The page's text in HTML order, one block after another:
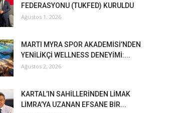
FEDERASYONU (TUKFED) KURULDU
Ağustos 1, 2026
MARTI MYRA SPOR AKADEMİSİ’NDEN
YENİLİKÇİ WELLNESS DENEYİMİ:...
Ağustos 2, 2026
KARTAL’IN SAHİLLERİNDEN LİMAK
LİMRA’YA UZANAN EFSANE BİR...